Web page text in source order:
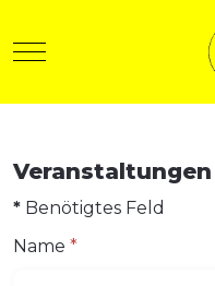
Mobile Menu Toggle
Veranstaltungen
* Benötigtes Feld
Name *
anzeigen